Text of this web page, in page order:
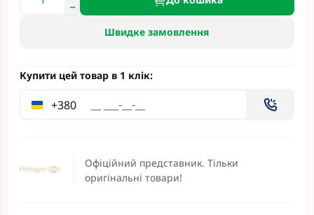
Офіційний представник. Тільки
оригінальні товари!
Швидке замовлення
Купити цей товар в 1 клік:
+380